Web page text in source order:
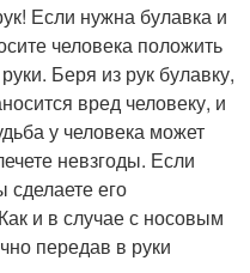
Если нужна булавка и
человека положить
Беря из рук булавку,
вред человеку, и
у человека может
невзгоды. Если
сделаете его
и в случае с носовым
передав в руки